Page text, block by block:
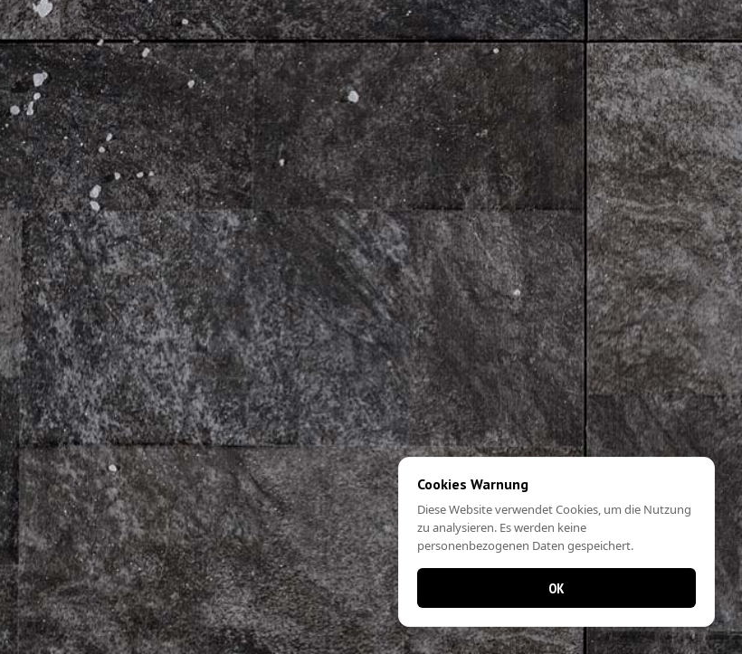
Cookies Warnung
Diese Website verwendet Cookies, um die Nutzung
zu analysieren. Es werden keine
personenbezogenen Daten gespeichert.
OK